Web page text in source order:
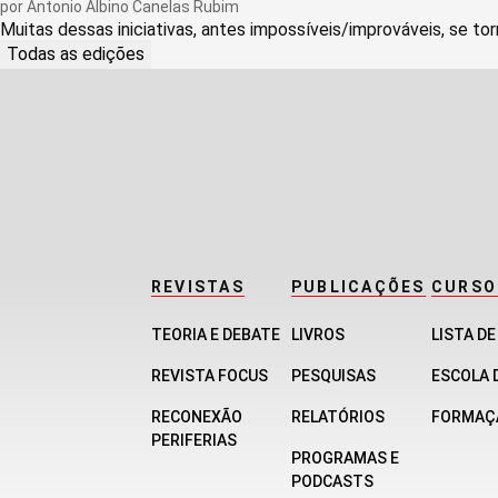
porAntonio Albino Canelas Rubim
Muitas dessas iniciativas, antes impossíveis/improváveis, se
Todas as edições
REVISTAS
TEORIA E DEBATE
REVISTA FOCUS
RECONEXÃO
PERIFERIAS
PUBLICAÇÕES
LIVROS
PESQUISAS
RELATÓRIOS
PROGRAMAS E
PODCASTS
LISTA
ESCOLA